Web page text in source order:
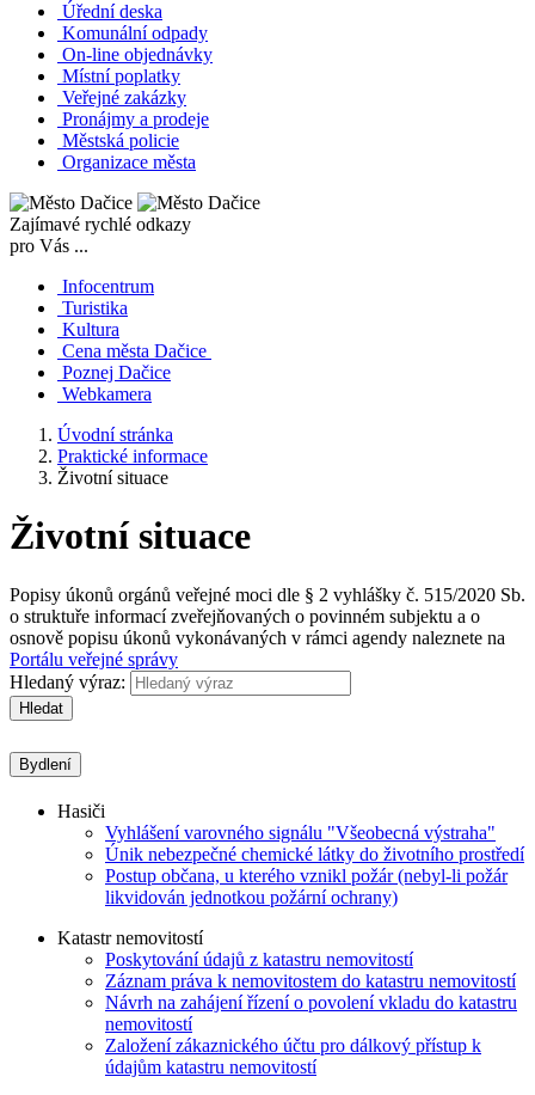
Úřední deska
Komunální odpady
On-line objednávky
Místní poplatky
Veřejné zakázky
Pronájmy a prodeje
Městská policie
Organizace města
Zajímavé rychlé odkazy
pro Vás ...
Infocentrum
Turistika
Kultura
Cena města Dačice
Poznej Dačice
Webkamera
Úvodní stránka
Praktické informace
Životní situace
Životní situace
Popisy úkonů orgánů veřejné moci dle § 2 vyhlášky č. 515/2020 Sb.
o struktuře informací zveřejňovaných o povinném subjektu a o
osnově popisu úkonů vykonávaných v rámci agendy naleznete na
Portálu veřejné správy
Hledaný výraz:
Hledat
Bydlení
Hasiči
Vyhlášení varovného signálu "Všeobecná výstraha"
Únik nebezpečné chemické látky do životního prostředí
Postup občana, u kterého vznikl požár (nebyl-li požár
likvidován jednotkou požární ochrany)
Katastr nemovitostí
Poskytování údajů z katastru nemovitostí
Záznam práva k nemovitostem do katastru nemovitostí
Návrh na zahájení řízení o povolení vkladu do katastru
nemovitostí
Založení zákaznického účtu pro dálkový přístup k
údajům katastru nemovitostí